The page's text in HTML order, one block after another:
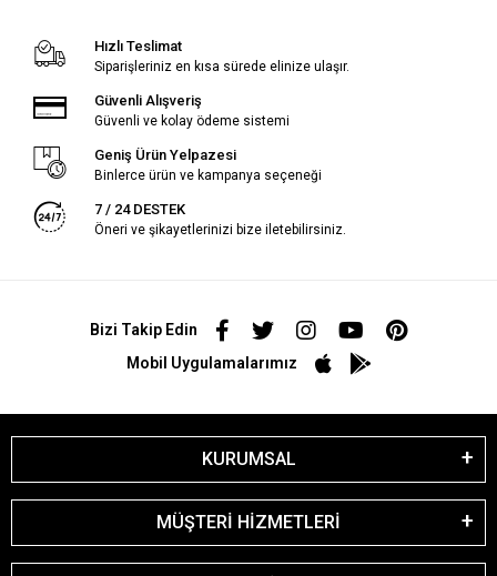
Hızlı Teslimat
Siparişleriniz en kısa sürede elinize ulaşır.
Güvenli Alışveriş
Güvenli ve kolay ödeme sistemi
Geniş Ürün Yelpazesi
Binlerce ürün ve kampanya seçeneği
7 / 24 DESTEK
Öneri ve şikayetlerinizi bize iletebilirsiniz.
Bizi Takip Edin
Mobil Uygulamalarımız
KURUMSAL
MÜŞTERİ HİZMETLERİ